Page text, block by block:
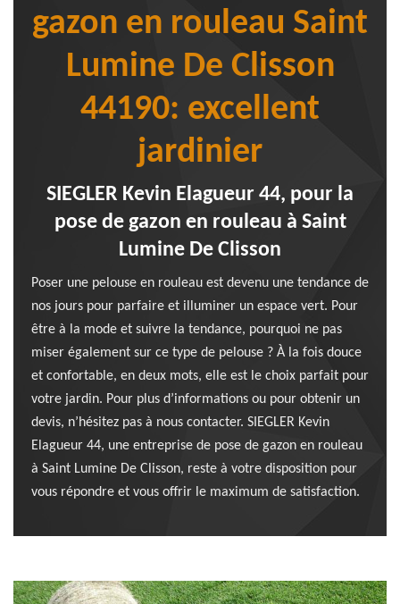
gazon en rouleau Saint
Lumine De Clisson
44190: excellent
jardinier
SIEGLER Kevin Elagueur 44, pour la
pose de gazon en rouleau à Saint
Lumine De Clisson
Poser une pelouse en rouleau est devenu une tendance de
nos jours pour parfaire et illuminer un espace vert. Pour
être à la mode et suivre la tendance, pourquoi ne pas
miser également sur ce type de pelouse ? À la fois douce
et confortable, en deux mots, elle est le choix parfait pour
votre jardin. Pour plus d’informations ou pour obtenir un
devis, n’hésitez pas à nous contacter. SIEGLER Kevin
Elagueur 44, une entreprise de pose de gazon en rouleau
à Saint Lumine De Clisson, reste à votre disposition pour
vous répondre et vous offrir le maximum de satisfaction.